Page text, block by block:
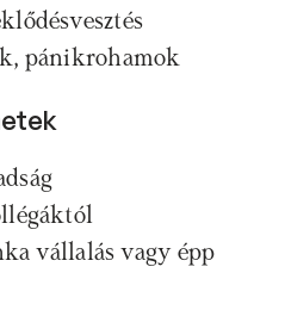
pánikrohamok
vállalás vagy épp